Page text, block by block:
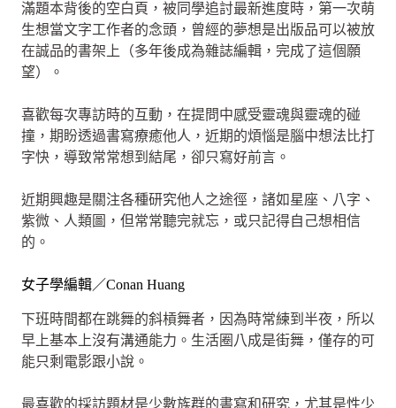
滿題本背後的空白頁，被同學追討最新進度時，第一次萌
生想當文字工作者的念頭，曾經的夢想是出版品可以被放
在誠品的書架上（多年後成為雜誌編輯，完成了這個願
望）。
喜歡每次專訪時的互動，在提問中感受靈魂與靈魂的碰
撞，期盼透過書寫療癒他人，近期的煩惱是腦中想法比打
字快，導致常常想到結尾，卻只寫好前言。
近期興趣是關注各種研究他人之途徑，諸如星座、八字、
紫微、人類圖，但常常聽完就忘，或只記得自己想相信
的。
女子學編輯／Conan Huang
下班時間都在跳舞的斜槓舞者，因為時常練到半夜，所以
早上基本上沒有溝通能力。生活圈八成是街舞，僅存的可
能只剩電影跟小說。
最喜歡的採訪題材是少數族群的書寫和研究，尤其是性少